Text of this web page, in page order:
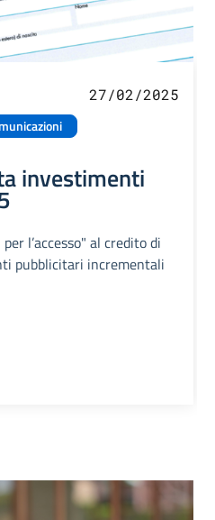
27/02/2025
investimenti
l’accesso" al credito di
pubblicitari incrementali